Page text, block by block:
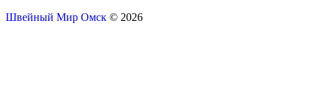
Швейный Мир Омск © 2026